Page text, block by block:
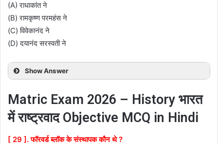
(A) राधाकांत ने
(B) रामकृष्ण परमहंस ने
(C) विवेकानंद ने
(D) दयानंद सरस्वती ने
Show Answer
Matric Exam 2026 – History भारत
में राष्ट्रवाद Objective MCQ in Hindi
[ 29 ]. फॉरवर्ड ब्लॉक के संस्थापक कौन थे ?